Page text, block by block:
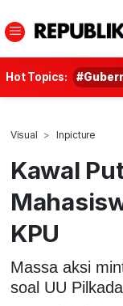
Hot Topics:
Visual Inpicture
Kawal
KPU
Massa aksi
soal UU Pilkada